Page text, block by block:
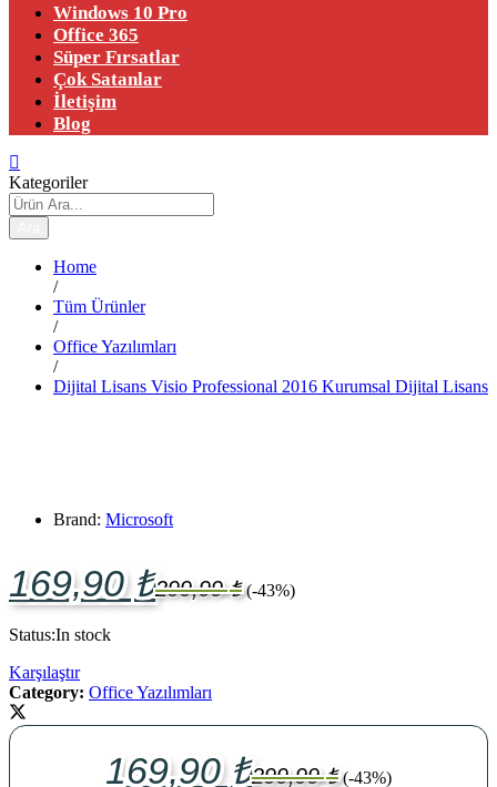
Windows 10 Pro
Office 365
Süper Fırsatlar
Çok Satanlar
İletişim
Blog
Kategoriler
Home
/
Tüm Ürünler
/
Office Yazılımları
/
Dijital Lisans Visio Professional 2016 Kurumsal Dijital Lisans
Brand: Microsoft
169,90₺299,99₺ (-43%)
Status:In stock
Karşılaştır
Category: Office Yazılımları
169,90₺299,99₺ (-43%)